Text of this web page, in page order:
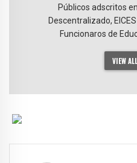
Públicos adscritos
Descentralizado,
Funcionaros de
VIEW